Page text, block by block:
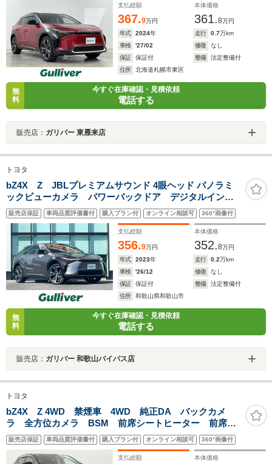
支払総額
367.9万円
本体価格
361.8万円
年式
2024年 走行 0.7万km
車検
'27/02 修復
なし
保証
保証付 整備
法定整備付
住所
北海道札幌市東区
無
料
今すぐ在庫確認・見積依頼
電話する
販売店： ガリバー 東雁来店
トヨタ
bZ4X Z JBLプレミアムサウンド 4眼ヘッド パノラミ
ックビューカメラ パワーバックドア デジタルインナ
ーミラー 革シート シート トヨタセーフティセン
ス BSM アドバンストパーク エアシート
販売店保証 車両品質評価書付 購入プラン付 オンライン相談可 360°画像付
支払総額
356.9万円
本体価格
352.8万円
年式
2023年 走行 0.2万km
車検
'26/12 修復
なし
保証
保証付 整備
法定整備付
住所
和歌山県和歌山市
無
料
今すぐ在庫確認・見積依頼
電話する
販売店： ガリバー 和歌山バイパス店
トヨタ
bZ4X Z 4WD 禁煙車 4WD 純正DA バックカメ
ラ 全方位カメラ BSM 前席シートヒーター 前席シ
ートベンチレーション JBLサウンド アダプディブクル
ーズコントロール ダウンヒルアシストコントロール
販売店保証 車両品質評価書付 購入プラン付 オンライン相談可 360°画像付
支払総額 本体価格